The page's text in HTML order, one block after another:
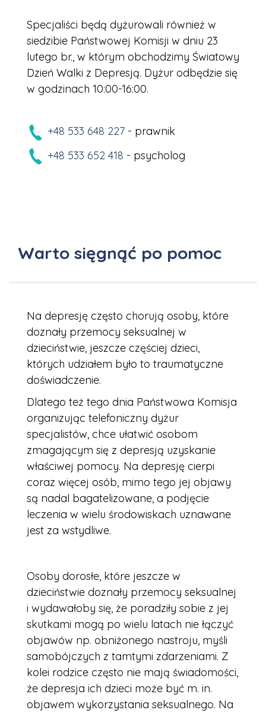
Specjaliści będą dyżurowali również w
siedzibie Państwowej Komisji w dniu 23
lutego br., w którym obchodzimy Światowy
Dzień Walki z Depresją. Dyżur odbędzie się
w godzinach 10:00-16:00.
+48 533 648 227 - prawnik
+48 533 652 418 - psycholog
Warto sięgnąć po pomoc
Na depresję często chorują osoby, które
doznały przemocy seksualnej w
dzieciństwie, jeszcze częściej dzieci,
których udziałem było to traumatyczne
doświadczenie.
Dlatego też tego dnia Państwowa Komisja
organizując telefoniczny dyżur
specjalistów, chce ułatwić osobom
zmagającym się z depresją uzyskanie
właściwej pomocy. Na depresję cierpi
coraz więcej osób, mimo tego jej objawy
są nadal bagatelizowane, a podjęcie
leczenia w wielu środowiskach uznawane
jest za wstydliwe.
Osoby dorosłe, które jeszcze w
dzieciństwie doznały przemocy seksualnej
i wydawałoby się, że poradziły sobie z jej
skutkami mogą po wielu latach nie łączyć
objawów np. obniżonego nastroju, myśli
samobójczych z tamtymi zdarzeniami. Z
kolei rodzice często nie mają świadomości,
że depresja ich dzieci może być m. in.
objawem wykorzystania seksualnego. Na